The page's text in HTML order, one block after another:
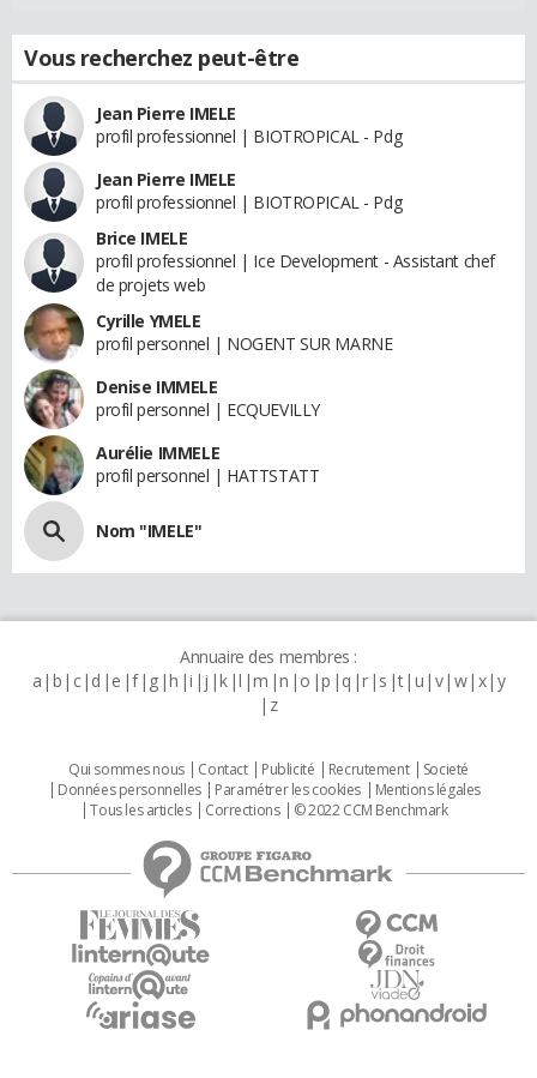
Vous recherchez peut-être
Jean Pierre IMELE
profil professionnel | BIOTROPICAL - Pdg
Jean Pierre IMELE
profil professionnel | BIOTROPICAL - Pdg
Brice IMELE
profil professionnel | Ice Development - Assistant chef
de projets web
Cyrille YMELE
profil personnel | NOGENT SUR MARNE
Denise IMMELE
profil personnel | ECQUEVILLY
Aurélie IMMELE
profil personnel | HATTSTATT
Nom "IMELE"
Annuaire des membres :
a b c d e f g h i j k l m n o p q r s t u v w x y
z
Qui sommes nous Contact Publicité Recrutement
Societé
Données personnelles
Paramétrer les cookies
Mentions légales
Tous les articles
Corrections © 2022 CCM Benchmark